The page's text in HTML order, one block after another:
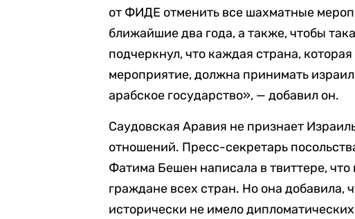
от ФИДЕ отменить все шахматные
ближайшие два года, а также, чтобы
подчеркнул, что каждая страна,
мероприятие, должна принимать
арабское государство», — добавил он.
Саудовская Аравия не признает
отношений. Пресс-секретарь
Фатима Бешен написала в твиттере,
граждане всех стран. Но она добавила,
исторически не имело